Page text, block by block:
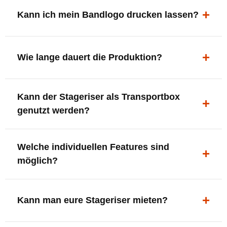
ergonomisch, sicher und gut sichtbar.
Kann ich mein Bandlogo drucken lassen?
deine Bühne, deine Marke.
Wie lange dauert die Produktion?
innerhalb Deutschlands kostenfrei.
Kann der Stageriser als Transportbox
genutzt werden?
oder Zubehör nutzen.
Welche individuellen Features sind
möglich?
XLR-Brücke / Schnittstelle
Setlist-Clip
Kann man eure Stageriser mieten?